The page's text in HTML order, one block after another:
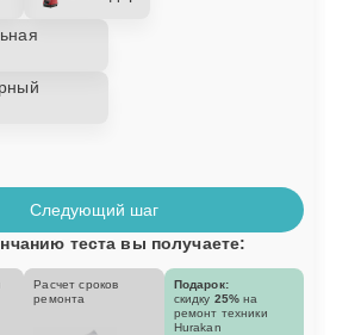
Следующий шаг
теста вы получаете:
Расчет сроков
ремонта
Подарок:
скидку 25% на
ремонт техники
Hurakan